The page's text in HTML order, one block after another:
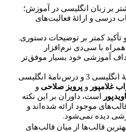
بر زبان انگلیسی در آموزش؛
درسی و ارائۀ فعالیتهای
کمتر بر توضیحات دستوری.
همراه با سیدی نرم افزار
آموزشی خود بسیار موفقتر
انگلیسی 3 و درس
نامۀ انگلیسی
غلامپور و پرویز صلاحی و
است، داوران بر این نکته
های موجود ارائه شده اند و
دیده نمیشود.
قالبها از میان قالبهای